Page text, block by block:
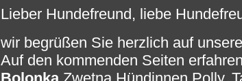
Lieber Hundefreund, liebe
wir begrüßen Sie herzlich auf
Auf den kommenden Seiten